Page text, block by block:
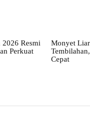
2026 Resmi
Perkuat
Monyet
Cepat